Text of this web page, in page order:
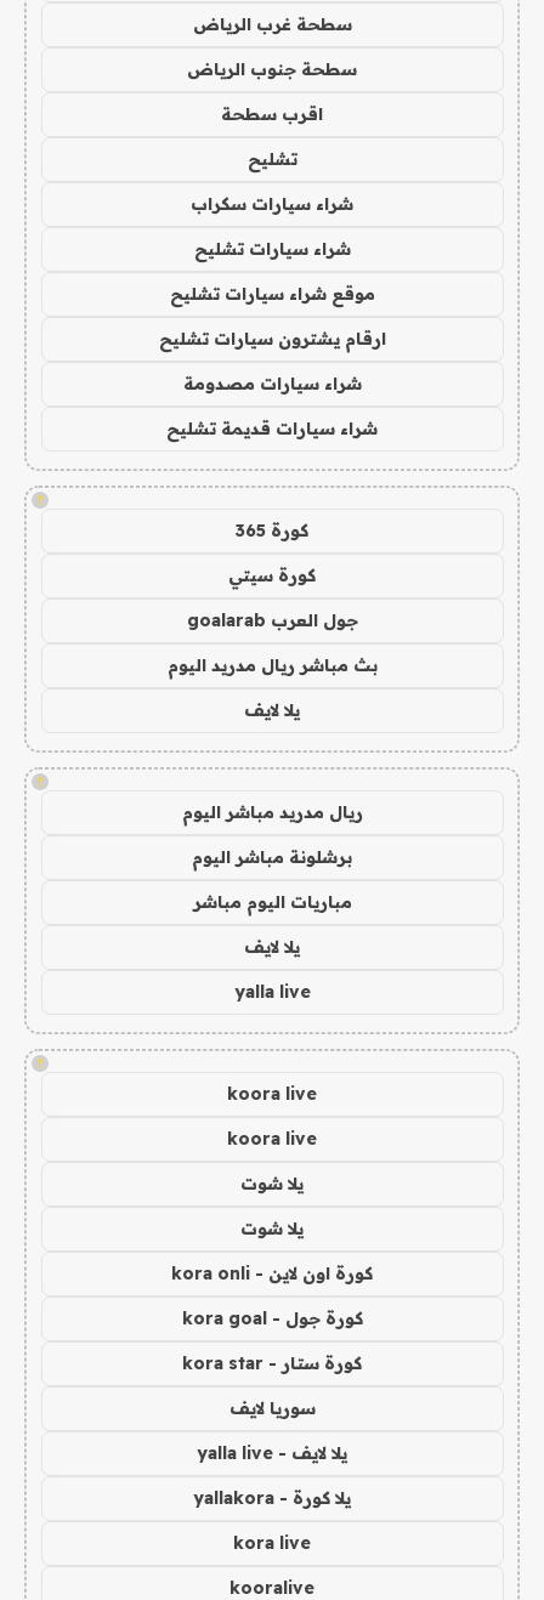
سطحة غرب الرياض
سطحة جنوب الرياض
اقرب سطحة
تشليح
شراء سيارات سكراب
شراء سيارات تشليح
موقع شراء سيارات تشليح
ارقام يشترون سيارات تشليح
شراء سيارات مصدومة
شراء سيارات قديمة تشليح
!
كورة 365
كورة سيتي
جول العرب goalarab
بث مباشر ريال مدريد اليوم
يلا لايف
!
ريال مدريد مباشر اليوم
برشلونة مباشر اليوم
مباريات اليوم مباشر
يلا لايف
yalla live
!
koora live
koora live
يلا شوت
يلا شوت
كورة اون لاين - kora onli
كورة جول - kora goal
كورة ستار - kora star
سوريا لايف
يلا لايف - yalla live
يلا كورة - yallakora
kora live
kooralive